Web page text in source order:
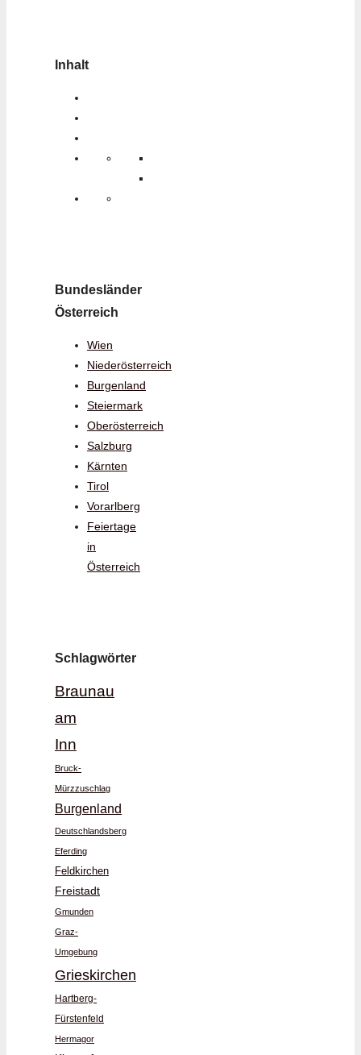
Inhalt
Bundesländer
Österreich
Wien
Niederösterreich
Burgenland
Steiermark
Oberösterreich
Salzburg
Kärnten
Tirol
Vorarlberg
Feiertage
in
Österreich
Schlagwörter
Braunau
am
Inn
Bruck-
Mürzzuschlag
Burgenland
Deutschlandsberg
Eferding
Feldkirchen
Freistadt
Gmunden
Graz-
Umgebung
Grieskirchen
Hartberg-
Fürstenfeld
Hermagor